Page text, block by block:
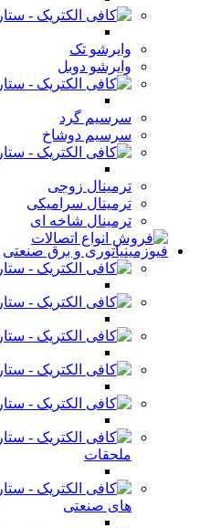
وایرشو تک
وایرشو دوبل
سرسیم گرد
سرسیم دوشاخ
ترمینال زوجی
ترمینال سرامیکی
ترمینال شاخه ای
فیوزمینیاتوری و برق صنعتی
ملحقات
های صنعتی